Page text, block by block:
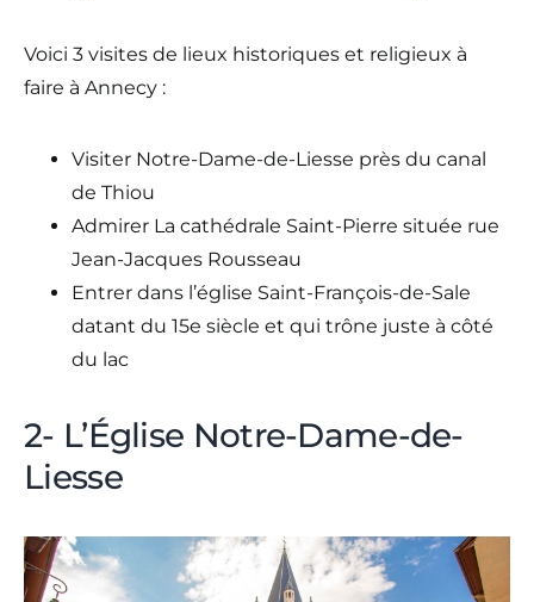
Voici 3 visites de lieux historiques et religieux à
faire à Annecy :
Visiter Notre-Dame-de-Liesse près du canal
de Thiou
Admirer La cathédrale Saint-Pierre située rue
Jean-Jacques Rousseau
Entrer dans l’église Saint-François-de-Sale
datant du 15e siècle et qui trône juste à côté
du lac
2- L’Église Notre-Dame-de-
Liesse